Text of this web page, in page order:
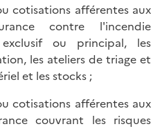
cotisations afférentes aux
contre l'incendie
ou principal, les
les ateliers de triage et
et les stocks ;
cotisations afférentes aux
couvrant les risques